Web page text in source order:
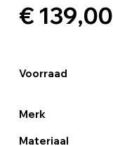
€ 139,00
Voorraad
Merk
Materiaal